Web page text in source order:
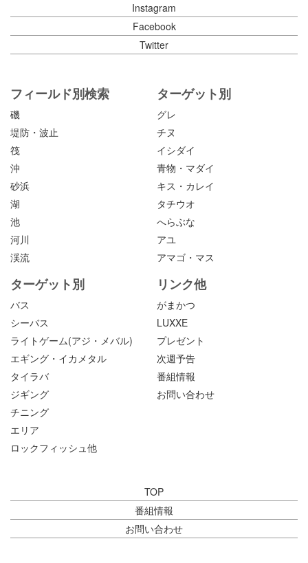
Instagram
Facebook
Twitter
フィールド別検索
磯
堤防・波止
筏
沖
砂浜
湖
池
河川
渓流
ターゲット別
グレ
チヌ
イシダイ
青物・マダイ
キス・カレイ
タチウオ
へらぶな
アユ
アマゴ・マス
ターゲット別
バス
シーバス
ライトゲーム(アジ・メバル)
エギング・イカメタル
タイラバ
ジギング
チニング
エリア
ロックフィッシュ他
リンク他
がまかつ
LUXXE
プレゼント
次週予告
番組情報
お問い合わせ
TOP
番組情報
お問い合わせ